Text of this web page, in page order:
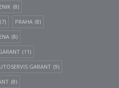
(8)
(7) PRAHA (8)
(8)
(11)
GARANT (9)
(8)